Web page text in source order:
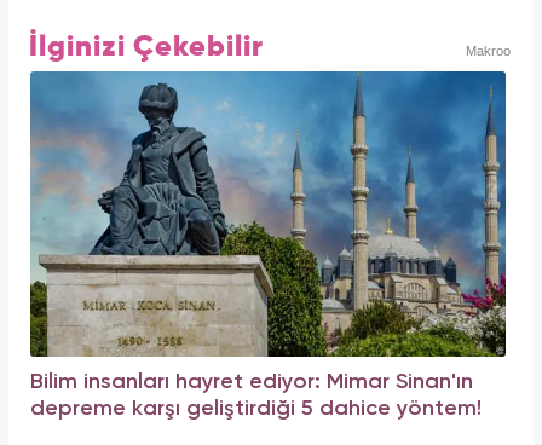
İlginizi Çekebilir Makroo
Bilim insanları hayret ediyor: Mimar Sinan'ın
depreme karşı geliştirdiği 5 dahice yöntem!